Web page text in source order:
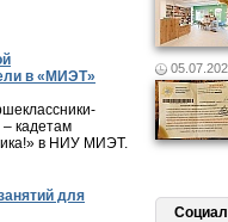
в «МИЭТ»
кадетам
в НИУ МИЭТ.
для